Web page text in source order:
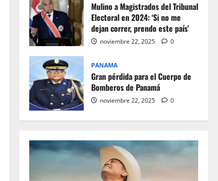
Mulino a Magistrados del Tribunal
Electoral en 2024: ‘Si no me
dejan correr, prendo este país’
noviembre 22, 2025 0
PANAMA
Gran pérdida para el Cuerpo de
Bomberos de Panamá
noviembre 22, 2025 0